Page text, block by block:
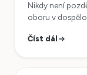
Nikdy není
oboru v
Číst dál